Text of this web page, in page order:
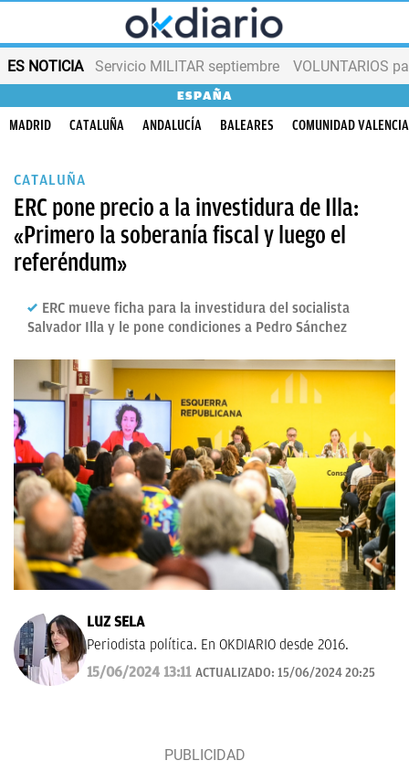
ES NOTICIA Servicio MILITAR septiembre VOLUNTARIOS
ESPAÑA
MADRID CATALUÑA ANDALUCÍA BALEARES COMUNIDAD
CATALUÑA
ERC pone precio a la investidura de Illa:
«Primero la soberanía fiscal y luego el
referéndum»
ERC mueve ficha para la investidura del socialista
Salvador Illa y le pone condiciones a Pedro Sánchez
LUZ SELA
Periodista política. En OKDIARIO desde 2016.
15/06/2024 13:11 ACTUALIZADO: 15/06/2024 20:25